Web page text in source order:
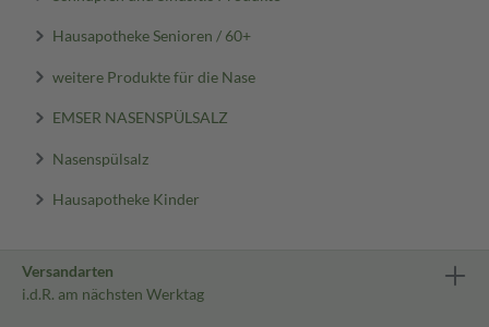
Hausapotheke Senioren / 60+
weitere Produkte für die Nase
EMSER NASENSPÜLSALZ
Nasenspülsalz
Hausapotheke Kinder
Versandarten
i.d.R. am nächsten Werktag